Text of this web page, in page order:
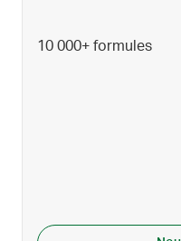
10 000+ formules